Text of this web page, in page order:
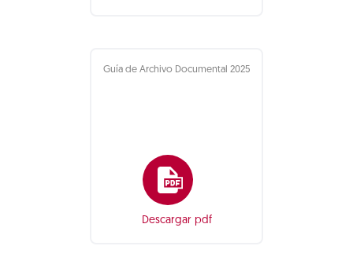
Guía de Archivo Documental 2025
Descargar pdf